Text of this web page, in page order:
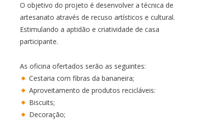
O objetivo do projeto é desenvolver a técnica de
artesanato através de recuso artísticos e cultural.
Estimulando a aptidão e criatividade de casa
participante.
As oficina ofertados serão as seguintes:
Cestaria com fibras da bananeira;
Aproveitamento de produtos recicláveis:
Biscuits;
Decoração;